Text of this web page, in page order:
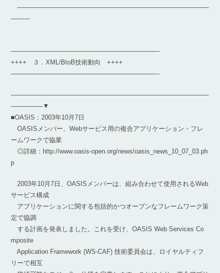
――――――――――――――――――――――――――――――
―――
———————————————————————-
++++ ３．XML/BtoB技術動向 ++++
———————————————————————-
―――――――――――――――――――――――――――――――
―――――▼
■OASIS：2003年10月7日
OASISメンバー、Webサービス用の複合アプリケーション・フレ
ームワークで協業
◎詳細：http://www.oasis-open.org/news/oasis_news_10_07_03.ph
p
2003年10月7日、OASISメンバーは、組み合わせて使用されるWeb
サービス構成
アプリケーションに関する包括的かつオープンなフレームワーク策
定で協調
する計画を発表しました。これを受け、OASIS Web Services Co
mposite
Application Framework (WS-CAF) 技術委員会は、ロイヤルティフ
リーで相互